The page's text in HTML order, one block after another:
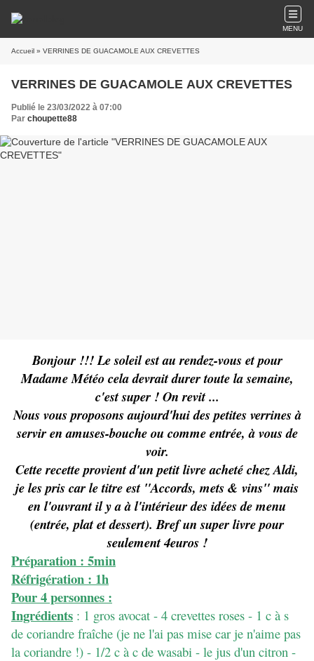
MENU
Accueil » VERRINES DE GUACAMOLE AUX CREVETTES
VERRINES DE GUACAMOLE AUX CREVETTES
Publié le 23/03/2022 à 07:00
Par choupette88
Bonjour !!! Le soleil est au rendez-vous et pour
Madame Météo cela devrait durer toute la semaine,
c'est super ! On revit ...
Nous vous proposons aujourd'hui des petites verrines à
servir en amuses-bouche ou comme entrée, à vous de
voir.
Cette recette provient d'un petit livre acheté chez Aldi,
je les pris car le titre est "Accords, mets & vins" mais
en l'ouvrant il y a à l'intérieur des idées de menu
(entrée, plat et dessert). Bref un super livre pour
seulement 4euros !
Préparation : 5min
Réfrigération : 1h
Pour 4 personnes :
Ingrédients : 1 gros avocat - 4 crevettes roses - 1 c à s
de coriandre fraîche (je ne l'ai pas mise car je n'aime pas
la coriandre !) - 1/2 c à c de wasabi - le jus d'un citron -